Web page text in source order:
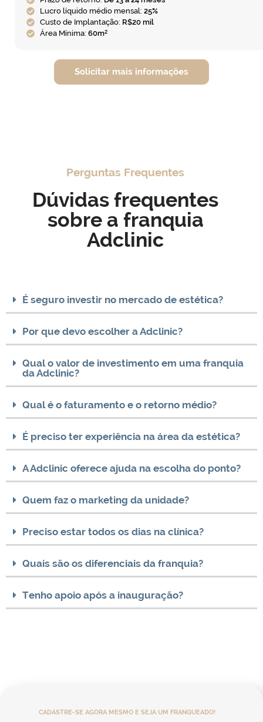
Lucro líquido médio mensal: 25%
Custo de Implantação: R$20 mil
Área Mínima: 60m²
Solicitar mais informações
Perguntas Frequentes
Dúvidas frequentes
sobre a franquia
Adclinic
É seguro investir no mercado de estética?
Por que devo escolher a Adclinic?
Qual o valor de investimento em uma franquia
da Adclinic?
Qual é o faturamento e o retorno médio?
É preciso ter experiência na área da estética?
A Adclinic oferece ajuda na escolha do ponto?
Quem faz o marketing da unidade?
Preciso estar todos os dias na clínica?
Quais são os diferenciais da franquia?
Tenho apoio após a inauguração?
CADASTRE-SE AGORA MESMO E SEJA UM FRANQUEADO!